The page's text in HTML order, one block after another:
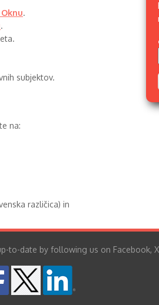
.
.
subjektov.
na:
različica) in
to-date by following us on Facebook,